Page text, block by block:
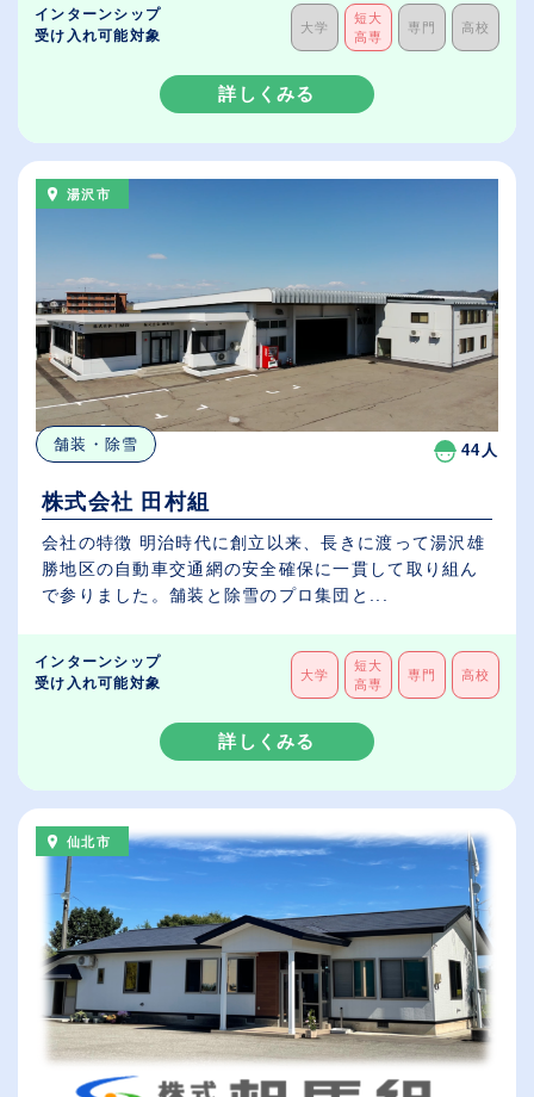
インターンシップ
受け入れ可能対象
大学
短大
高専
専門 高校
詳しくみる
湯沢市
舗装・除雪 44人
株式会社 田村組
会社の特徴 明治時代に創立以来、長きに渡って湯沢雄
勝地区の自動車交通網の安全確保に一貫して取り組ん
で参りました。舗装と除雪のプロ集団と...
インターンシップ
受け入れ可能対象
大学
短大
高専
専門 高校
詳しくみる
仙北市